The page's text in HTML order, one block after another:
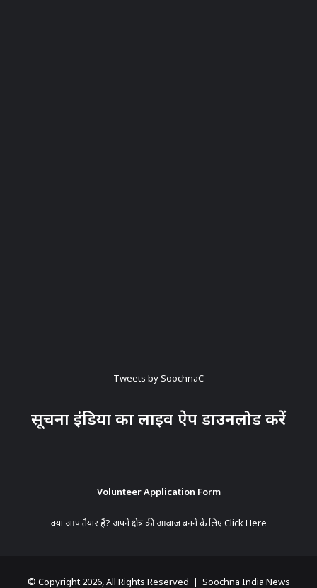
Tweets by SoochnaC
सूचना इंडिया का लाइव ऐप डाउनलोड करें
Volunteer Application Form
क्या आप तैयार हैं? अपने क्षेत्र की आवाज बनने के लिएClick Here
© Copyright 2026, All Rights Reserved | Soochna India News